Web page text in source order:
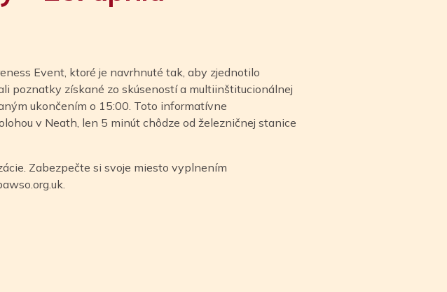
Event, ktoré je navrhnuté tak, aby zjednotilo
poznatky získané zo skúseností a multiinštitucionálnej
ukončením o 15:00. Toto informatívne
v Neath, len 5 minút chôdze od železničnej stanice
Zabezpečte si svoje miesto vyplnením
.